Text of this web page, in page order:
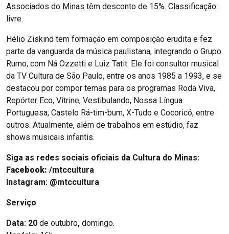
Associados do Minas têm desconto de 15%. Classificação:
livre.
Hélio Ziskind tem formação em composição erudita e fez
parte da vanguarda da música paulistana, integrando o Grupo
Rumo, com Ná Ozzetti e Luiz Tatit. Ele foi consultor musical
da TV Cultura de São Paulo, entre os anos 1985 a 1993, e se
destacou por compor temas para os programas Roda Viva,
Repórter Eco, Vitrine, Vestibulando, Nossa Língua
Portuguesa, Castelo Rá-tim-bum, X-Tudo e Cocoricó, entre
outros. Atualmente, além de trabalhos em estúdio, faz
shows musicais infantis.
Siga as redes sociais oficiais da Cultura do Minas:
Facebook: /mtccultura
Instagram: @mtccultura
Serviço
Data: 20 de outubro, domingo.